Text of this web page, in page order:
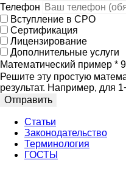
Телефон
Вступление в СРО
Сертификация
Лицензирование
Дополнительные услуги
Математический пример *
Решите эту простую
результат. Например, для
Отправить
Статьи
Законодательство
Терминология
ГОСТЫ